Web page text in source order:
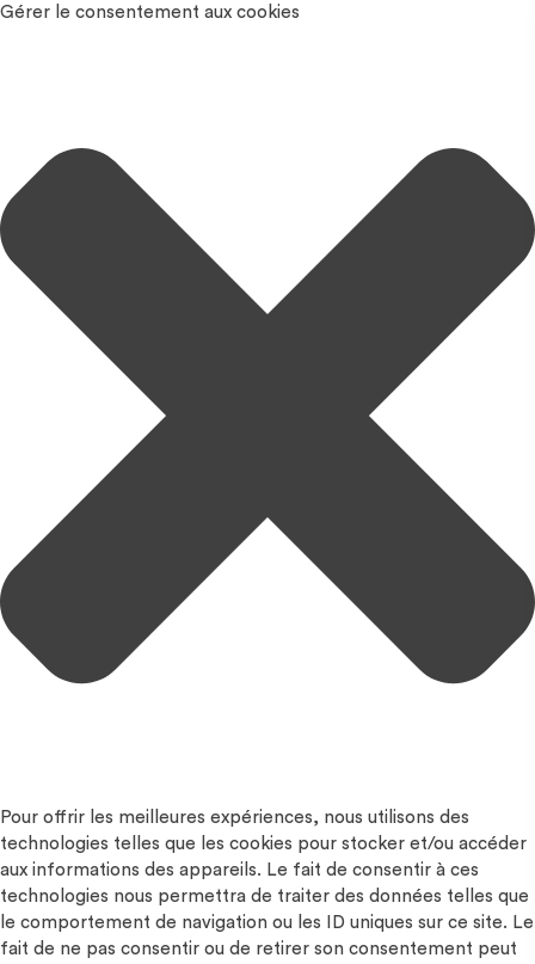
Gérer le consentement aux cookies
Pour offrir les meilleures expériences, nous utilisons des
technologies telles que les cookies pour stocker et/ou accéder
aux informations des appareils. Le fait de consentir à ces
technologies nous permettra de traiter des données telles que
le comportement de navigation ou les ID uniques sur ce site. Le
fait de ne pas consentir ou de retirer son consentement peut